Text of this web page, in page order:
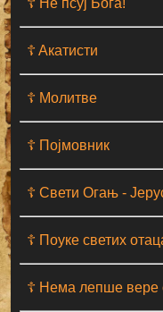
☦ Aкатисти
☦ Молитве
☦ Појмовник
☦ Свети Огањ -
☦ Поуке светих
☦ Нема лепше вере